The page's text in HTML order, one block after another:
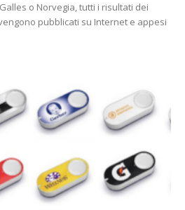
o Norvegia, tutti i risultati dei
pubblicati su Internet e appesi